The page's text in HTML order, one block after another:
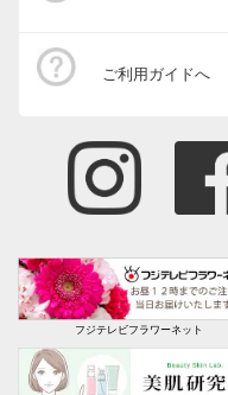
ご利用ガイドへ
フジテレビフラワーネット